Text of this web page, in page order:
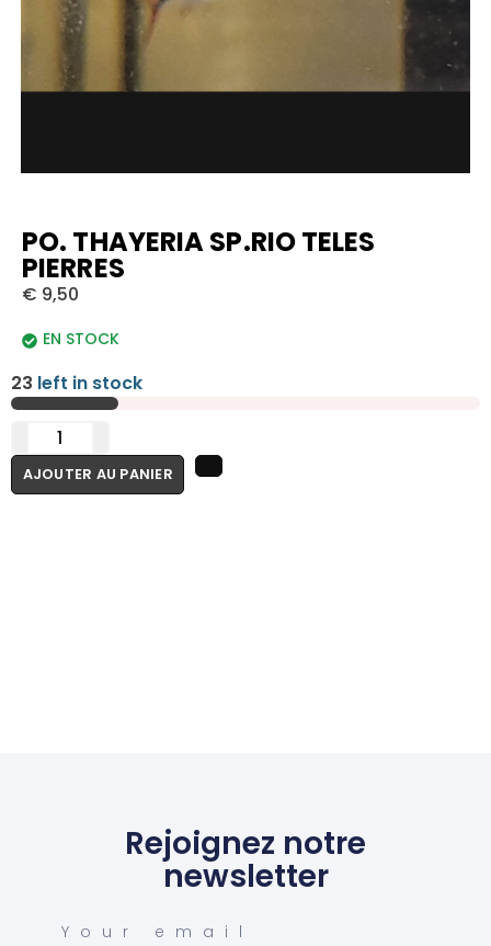
PO. THAYERIA SP.RIO TELES
PIERRES
€ 9,50
EN STOCK
23 left in stock
AJOUTER AU PANIER
Rejoignez notre
newsletter